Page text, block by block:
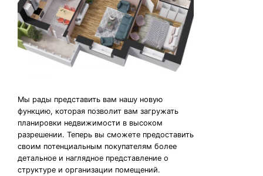
Мы рады представить вам нашу новую
функцию, которая позволит вам загружать
планировки недвижимости в высоком
разрешении. Теперь вы сможете предоставить
своим потенциальным покупателям более
детальное и наглядное представление о
структуре и организации помещений.